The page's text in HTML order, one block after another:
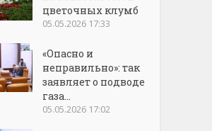
цветочных клумб
05.05.2026 17:33
«Опасно и
неправильно»: так
заявляет о подводе
газа...
05.05.2026 17:02